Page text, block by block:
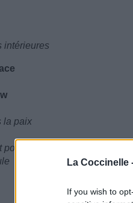
La Coccinelle
If you wish to
intérieures
la paix
savoir